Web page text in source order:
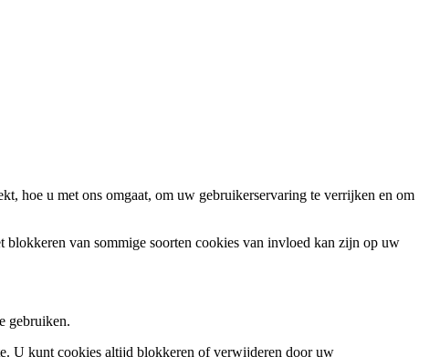
hoe u met ons omgaat, om uw gebruikerservaring te verrijken en om
van sommige soorten cookies van invloed kan zijn op uw
gebruiken.
U kunt cookies altijd blokkeren of verwijderen door uw